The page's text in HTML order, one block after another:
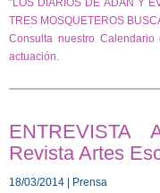
"LOS DIARIOS DE ADÁN Y
TRES MOSQUETEROS
Consulta nuestro
actuación.
Revista Artes
18/03/2014 | Prensa